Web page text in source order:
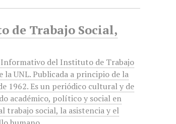
de Trabajo Social,
del Instituto de Trabajo
la UNL. Publicada a principio de la
1962. Es un periódico cultural y de
académico, político y social en
trabajo social, la asistencia y el